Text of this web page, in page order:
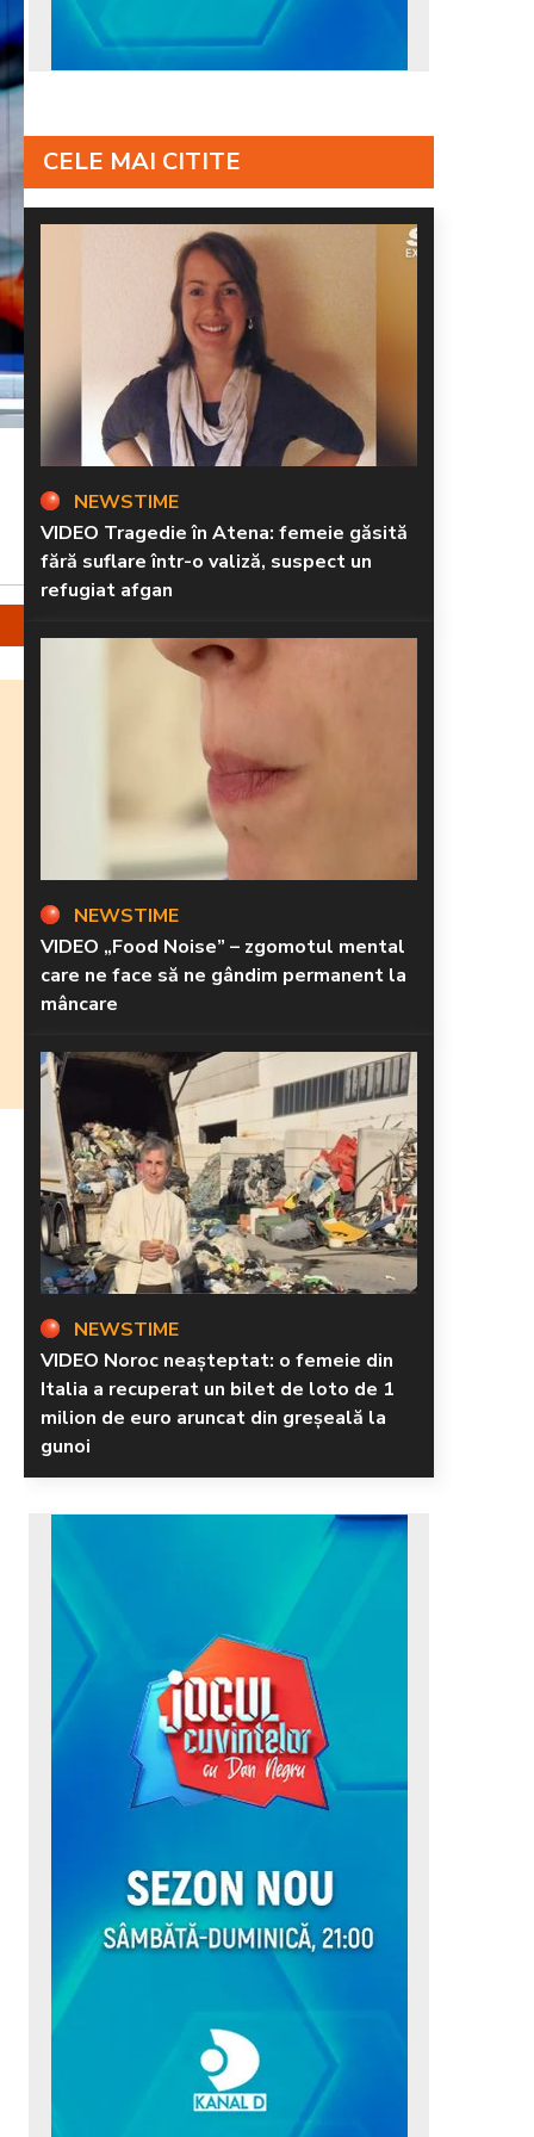
CELE MAI CITITE
NEWSTIME
VIDEO Tragedie în Atena: femeie găsită
fără suflare într-o valiză, suspect un
refugiat afgan
NEWSTIME
VIDEO „Food Noise” – zgomotul mental
care ne face să ne gândim permanent la
mâncare
NEWSTIME
VIDEO Noroc neașteptat: o femeie din
Italia a recuperat un bilet de loto de 1
milion de euro aruncat din greșeală la
gunoi